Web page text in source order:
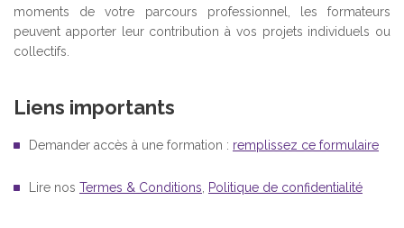
moments de votre parcours professionnel, les formateurs
peuvent apporter leur contribution à vos projets individuels ou
collectifs.
Liens importants
Demander accès à une formation : remplissez ce formulaire
Lire nos Termes & Conditions Politique de confidentialité